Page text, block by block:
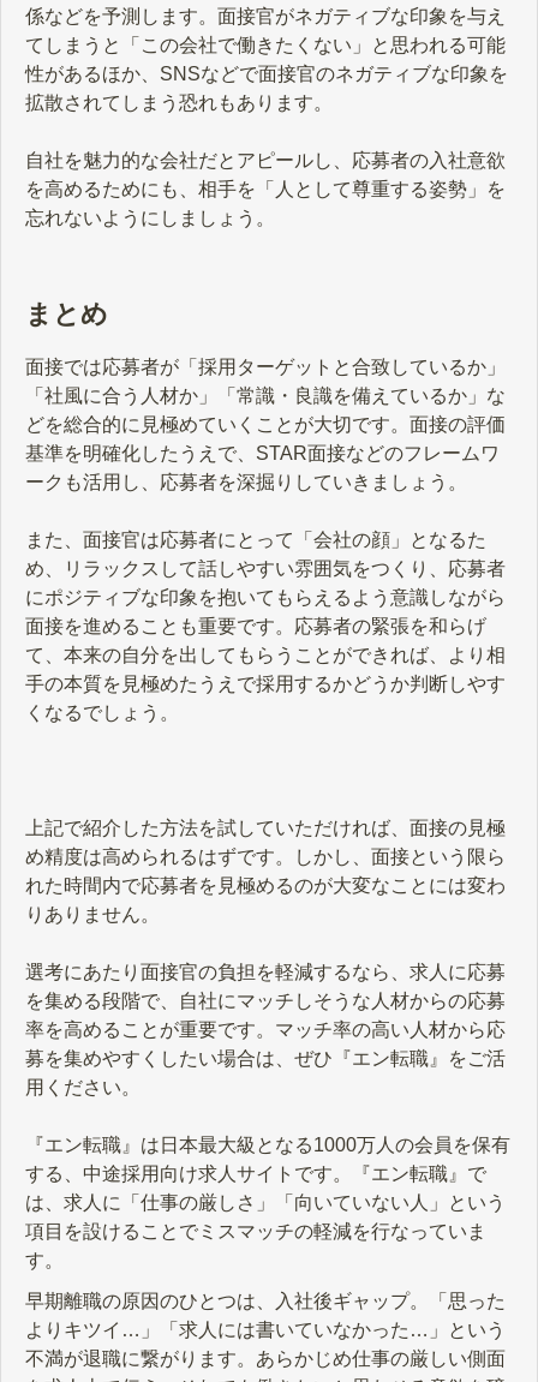
係などを予測します。面接官がネガティブな印象を与え
てしまうと「この会社で働きたくない」と思われる可能
性があるほか、SNSなどで面接官のネガティブな印象を
拡散されてしまう恐れもあります。
自社を魅力的な会社だとアピールし、応募者の入社意欲
を高めるためにも、相手を「人として尊重する姿勢」を
忘れないようにしましょう。
まとめ
面接では応募者が「採用ターゲットと合致しているか」
「社風に合う人材か」「常識・良識を備えているか」な
どを総合的に見極めていくことが大切です。面接の評価
基準を明確化したうえで、STAR面接などのフレームワ
ークも活用し、応募者を深掘りしていきましょう。
また、面接官は応募者にとって「会社の顔」となるた
め、リラックスして話しやすい雰囲気をつくり、応募者
にポジティブな印象を抱いてもらえるよう意識しながら
面接を進めることも重要です。応募者の緊張を和らげ
て、本来の自分を出してもらうことができれば、より相
手の本質を見極めたうえで採用するかどうか判断しやす
くなるでしょう。
上記で紹介した方法を試していただければ、面接の見極
め精度は高められるはずです。しかし、面接という限ら
れた時間内で応募者を見極めるのが大変なことには変わ
りありません。
選考にあたり面接官の負担を軽減するなら、求人に応募
を集める段階で、自社にマッチしそうな人材からの応募
率を高めることが重要です。マッチ率の高い人材から応
募を集めやすくしたい場合は、ぜひ『エン転職』をご活
用ください。
『エン転職』は日本最大級となる1000万人の会員を保有
する、中途採用向け求人サイトです。『エン転職』で
は、求人に「仕事の厳しさ」「向いていない人」という
項目を設けることでミスマッチの軽減を行なっていま
す。
早期離職の原因のひとつは、入社後ギャップ。「思った
よりキツイ…」「求人には書いていなかった…」という
不満が退職に繋がります。あらかじめ仕事の厳しい側面